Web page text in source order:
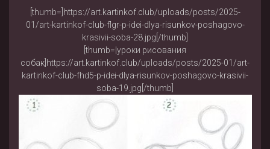
[thumb=]https://art.kartinkof.club/uploads/posts/2025-
01/art-kartinkof-club-flgr-p-idei-dlya-risunkov-poshagovo-
krasivii-soba-28.jpg[/thumb]
[thumb=|уроки рисования
собак]https://art.kartinkof.club/uploads/posts/2025-01/art-
kartinkof-club-fhd5-p-idei-dlya-risunkov-poshagovo-krasivii-
soba-19.jpg[/thumb]